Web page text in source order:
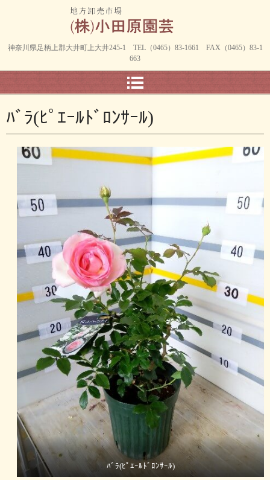
神奈川県足柄上郡大井町上大井245-1 TEL（0465）83-1661 FAX（0465）83-1
663
ﾊﾞﾗ(ﾋﾟｴｰﾙﾄﾞﾛﾝｻｰﾙ)
ﾊﾞﾗ(ﾋﾟｴｰﾙﾄﾞﾛﾝｻｰﾙ)